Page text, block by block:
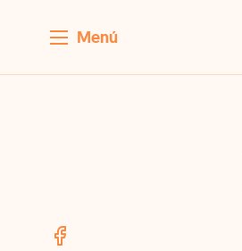
Menú